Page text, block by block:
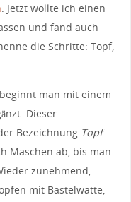
. Jetzt wollte ich einen
und fand auch
die Schritte: Topf,
man mit einem
Dieser
Bezeichnung Topf.
Maschen ab, bis man
zunehmend,
mit Bastelwatte,